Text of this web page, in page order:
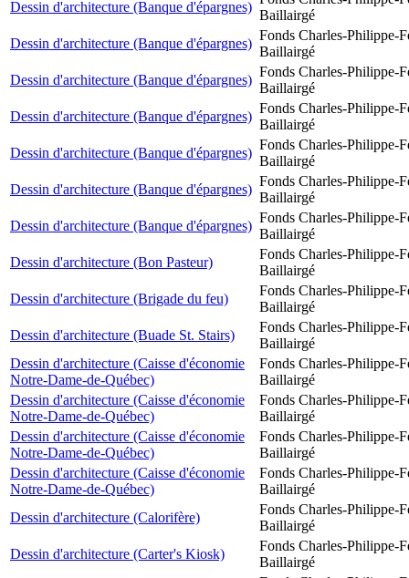
Dessin d'architecture (Banque d'épargnes)
Baillairgé
Dessin d'architecture (Banque d'épargnes)
Fonds Charles-Philippe-
Baillairgé
Dessin d'architecture (Banque d'épargnes)
Fonds Charles-Philippe-
Baillairgé
Dessin d'architecture (Banque d'épargnes)
Fonds Charles-Philippe-
Baillairgé
Dessin d'architecture (Banque d'épargnes)
Fonds Charles-Philippe-
Baillairgé
Dessin d'architecture (Banque d'épargnes)
Fonds Charles-Philippe-
Baillairgé
Dessin d'architecture (Banque d'épargnes)
Fonds Charles-Philippe-
Baillairgé
Dessin d'architecture (Bon Pasteur)
Fonds Charles-Philippe-
Baillairgé
Dessin d'architecture (Brigade du feu)
Fonds Charles-Philippe-
Baillairgé
Dessin d'architecture (Buade St. Stairs)
Fonds Charles-Philippe-
Baillairgé
Dessin d'architecture (Caisse d'économie
Notre-Dame-de-Québec)
Fonds Charles-Philippe-
Baillairgé
Dessin d'architecture (Caisse d'économie
Notre-Dame-de-Québec)
Fonds Charles-Philippe-
Baillairgé
Dessin d'architecture (Caisse d'économie
Notre-Dame-de-Québec)
Fonds Charles-Philippe-
Baillairgé
Dessin d'architecture (Caisse d'économie
Notre-Dame-de-Québec)
Fonds Charles-Philippe-
Baillairgé
Dessin d'architecture (Calorifère)
Fonds Charles-Philippe-
Baillairgé
Dessin d'architecture (Carter's Kiosk)
Fonds Charles-Philippe-
Baillairgé